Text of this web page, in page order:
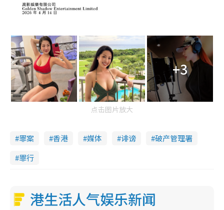
+3
点击图片放大
罪案 香港 媒体 诽谤
破产管理署
罪行
港生活人气娱乐新闻